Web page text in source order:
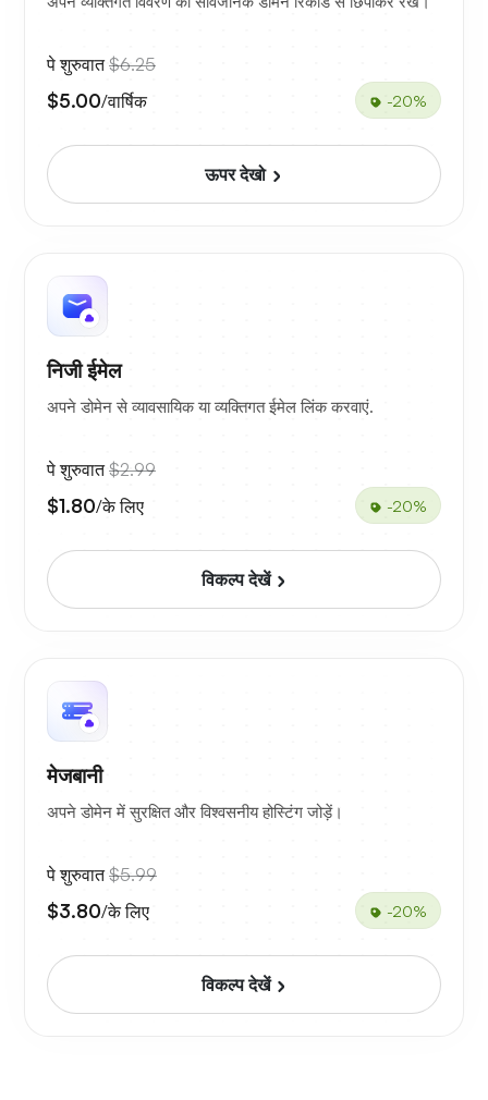
पे शुरुवात$6.25
$5.00/वार्षिक -20%
ऊपर देखो
निजी ईमेल
अपने डोमेन से व्यावसायिक या व्यक्तिगत ईमेल लिंक करवाएं.
पे शुरुवात$2.99
$1.80/के लिए -20%
विकल्प देखें
मेजबानी
अपने डोमेन में सुरक्षित और विश्वसनीय होस्टिंग जोड़ें।
पे शुरुवात$5.99
$3.80/के लिए -20%
विकल्प देखें